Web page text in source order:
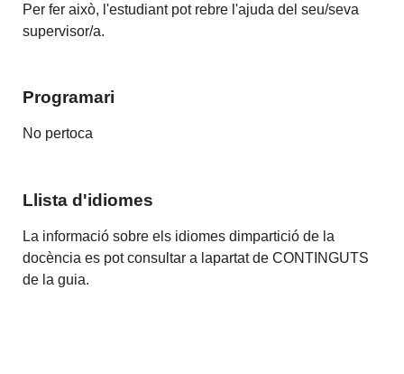
Per fer això, l'estudiant pot rebre l'ajuda del seu/seva
supervisor/a.
Programari
No pertoca
Llista d'idiomes
La informació sobre els idiomes dimpartició de la
docència es pot consultar a lapartat de CONTINGUTS
de la guia.